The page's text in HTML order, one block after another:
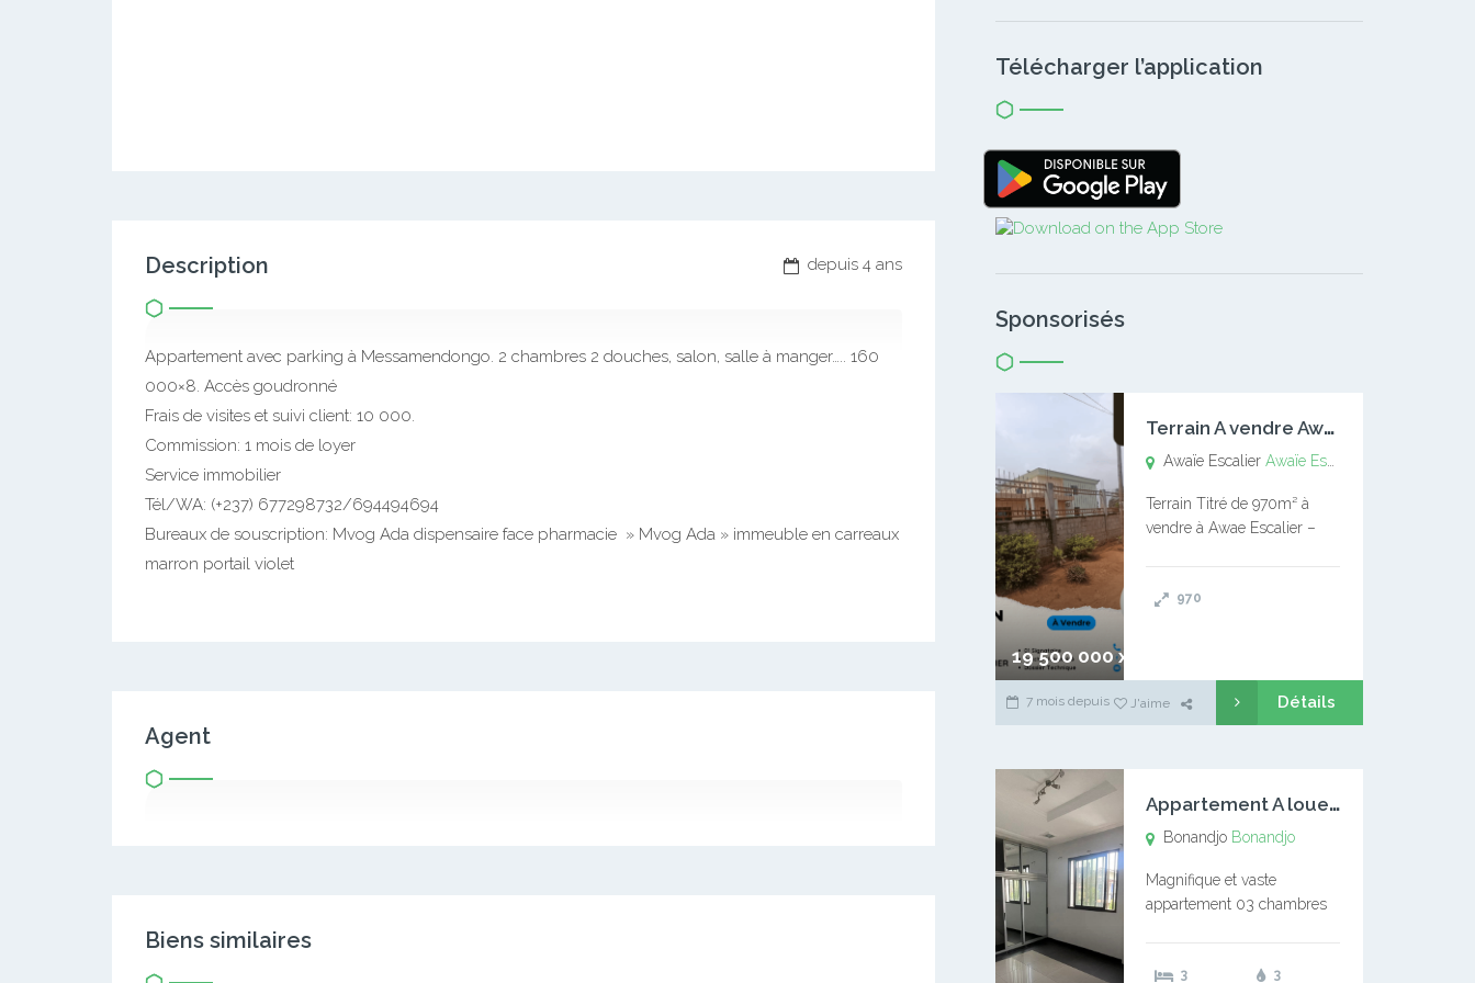
depuis 4 ans
Description
Appartement avec parking à Messamendongo. 2 chambres 2 douches, salon, salle à manger….. 160
000×8. Accès goudronné
Frais de visites et suivi client: 10 000.
Commission: 1 mois de loyer
Service immobilier
Tél/WA: (+237) 677298732/694494694
Bureaux de souscription: Mvog Ada dispensaire face pharmacie » Mvog Ada » immeuble en carreaux
marron portail violet
Agent
Biens similaires
Télécharger l’application
Sponsorisés
19 500 000 xaf
T
errain A vendre Awaïe Escalier
Awaïe EscalierAwaïe Escalier
Terrain Titré de 970m² à
vendre à Awae Escalier –
l’Université Catholique –
970
7 mois depuis J'aime Détails
A
ppartement A louer Bonandjo
Bonandjo Bonandjo
Magnifique et vaste
appartement 03 chambres
douches 01 vaste salon 01
3
3